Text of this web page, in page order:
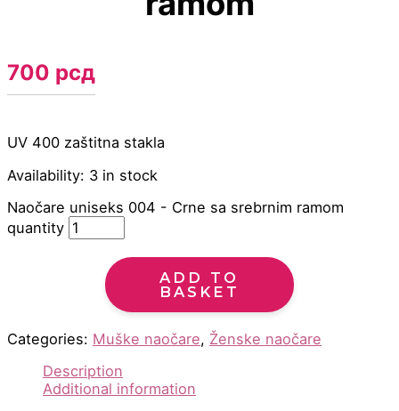
700 рсд
UV 400 zaštitna stakla
Availability: 3 in stock
Naočare uniseks 004 - Crne sa srebrnim ramom
quantity
ADD TO
BASKET
Categories: Muške naočare, Ženske naočare
Description
Additional information